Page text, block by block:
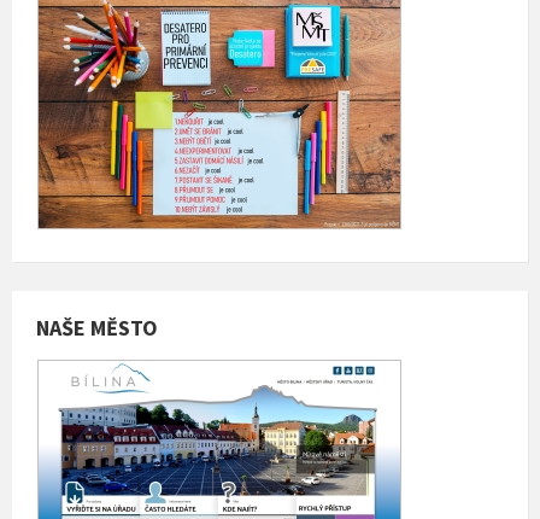
NAŠE MĚSTO